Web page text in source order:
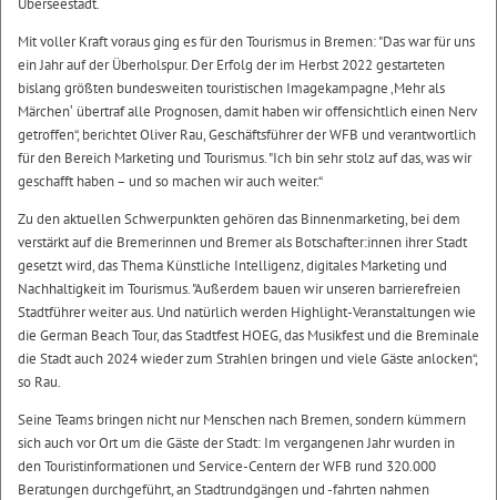
Mit voller Kraft voraus ging es für den Tourismus in Bremen: "Das war für uns
ein Jahr auf der Überholspur. Der Erfolg der im Herbst 2022 gestarteten
bislang größten bundesweiten touristischen Imagekampagne ‚Mehr als
Märchen‛ übertraf alle Prognosen, damit haben wir offensichtlich einen Nerv
getroffen“, berichtet Oliver Rau, Geschäftsführer der WFB und verantwortlich
für den Bereich Marketing und Tourismus. "Ich bin sehr stolz auf das, was wir
geschafft haben – und so machen wir auch weiter.“
Zu den aktuellen Schwerpunkten gehören das Binnenmarketing, bei dem
verstärkt auf die Bremerinnen und Bremer als Botschafter:innen ihrer Stadt
gesetzt wird, das Thema Künstliche Intelligenz, digitales Marketing und
Nachhaltigkeit im Tourismus. "Außerdem bauen wir unseren barrierefreien
Stadtführer weiter aus. Und natürlich werden Highlight-Veranstaltungen wie
die German Beach Tour, das Stadtfest HOEG, das Musikfest und die Breminale
die Stadt auch 2024 wieder zum Strahlen bringen und viele Gäste anlocken“,
so Rau.
Seine Teams bringen nicht nur Menschen nach Bremen, sondern kümmern
sich auch vor Ort um die Gäste der Stadt: Im vergangenen Jahr wurden in
den Touristinformationen und Service-Centern der WFB rund 320.000
Beratungen durchgeführt, an Stadtrundgängen und -fahrten nahmen